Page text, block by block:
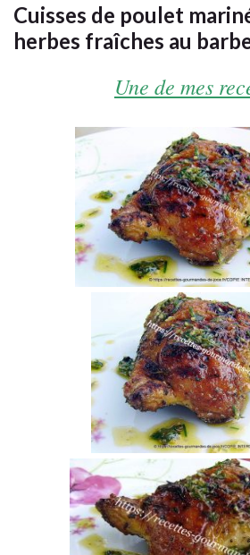
Cuisses de poulet
herbes fraîches au
Une de mes